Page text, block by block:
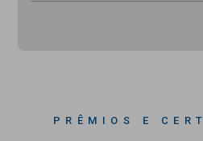
PRÊMIOS E